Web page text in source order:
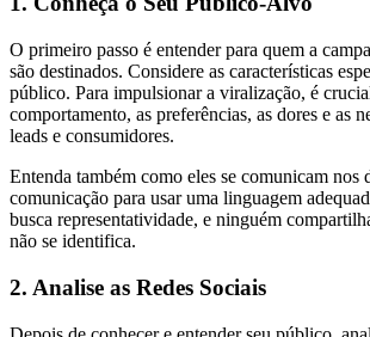
O primeiro passo é entender para quem a
são destinados. Considere as características
público. Para impulsionar a viralização, é
comportamento, as preferências, as dores e as
leads e consumidores.
Entenda também como eles se comunicam nos
comunicação para usar uma linguagem
busca representatividade, e ninguém
não se identifica.
2. Analise as Redes Sociais